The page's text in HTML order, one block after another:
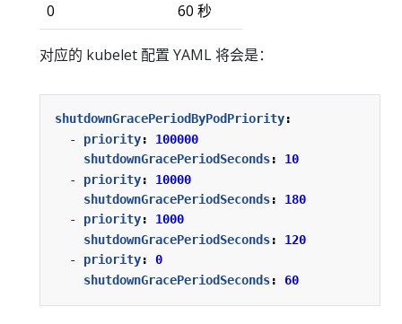
0
60 秒
对应的 kubelet 配置 YAML 将会是：
shutdownGracePeriodByPodPriority:
- priority:
100000
shutdownGracePeriodSeconds:
10
- priority:
10000
shutdownGracePeriodSeconds:
180
- priority:
1000
shutdownGracePeriodSeconds:
120
- priority:
0
shutdownGracePeriodSeconds: 60